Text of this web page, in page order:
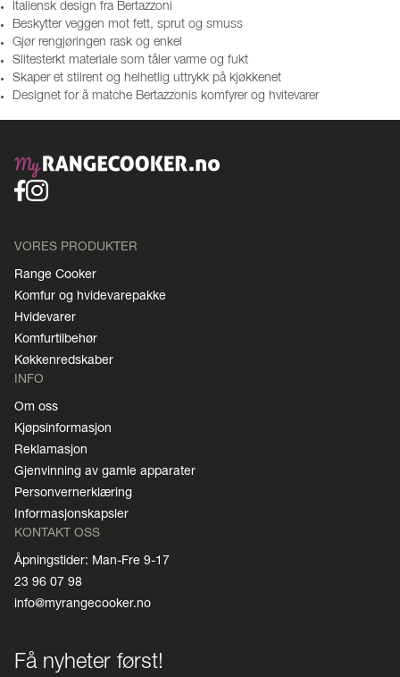
Italiensk design fra Bertazzoni
Beskytter veggen mot fett, sprut og smuss
Gjør rengjøringen rask og enkel
Slitesterkt materiale som tåler varme og fukt
Skaper et stilrent og helhetlig uttrykk på kjøkkenet
Designet for å matche Bertazzonis komfyrer og hvitevarer
VORES PRODUKTER
Range Cooker
Komfur og hvidevarepakke
Hvidevarer
Komfurtilbehør
Køkkenredskaber
INFO
Om oss
Kjøpsinformasjon
Reklamasjon
Gjenvinning av gamle apparater
Personvernerklæring
Informasjonskapsler
KONTAKT OSS
Åpningstider: Man-Fre 9-17
23 96 07 98
info@myrangecooker.no
Få nyheter først!